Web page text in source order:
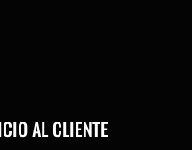
AL CLIENTE